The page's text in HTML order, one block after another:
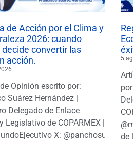
de Acción por el Clima y
2026: cuando
convertir las
acción.
Opinión escrito por:
Suárez Hernández |
Delegado de Enlace
Legislativo de COPARMEX |
X: @panchosuarezh
5
de